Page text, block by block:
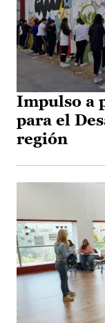
Impulso a
para el
región